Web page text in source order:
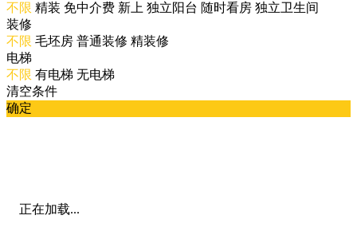
不限 精装 免中介费 新上 独立阳台 随时看房 独立卫生间
装修
不限 毛坯房 普通装修 精装修
电梯
不限 有电梯 无电梯
清空条件
确定
正在加载...